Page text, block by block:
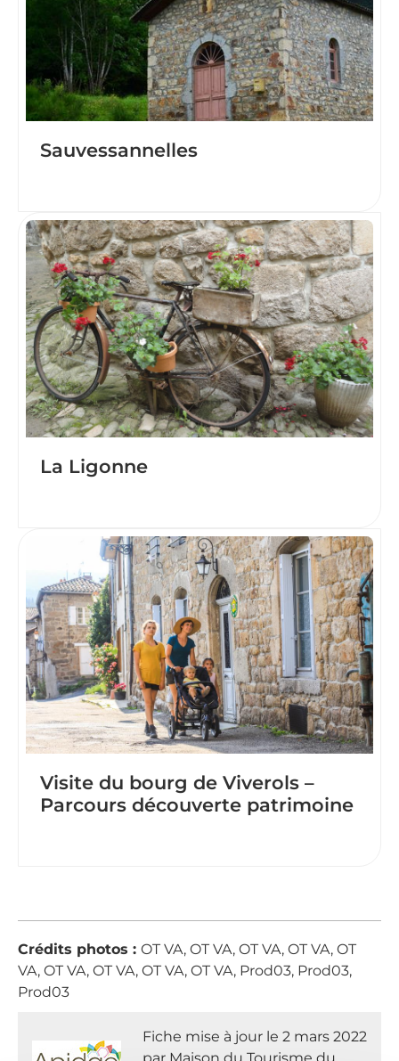
Sauvessannelles
La Ligonne
Visite du bourg de Viverols –
Parcours découverte patrimoine
Crédits photos : OT VA, OT VA, OT VA, OT VA, OT
VA, OT VA, OT VA, OT VA, OT VA, Prod03, Prod03,
Prod03
Fiche mise à jour le 2 mars 2022